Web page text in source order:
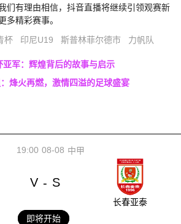
们有理由相信，抖音直播将继续引领观赛新
多精彩赛事。
杯 印尼U19 斯普林菲尔德市 力帆队
亚军：辉煌背后的故事与启示
烽火再燃，激情四溢的足球盛宴
08-08
19:00 中甲
V - S
长春亚泰
即将开始